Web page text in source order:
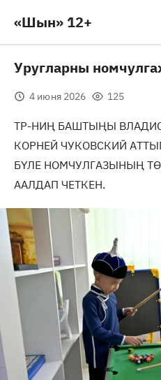
«Шын» 12+
Уругларны
4 июня 2026 125
ТР-НИҢ БАШТЫҢЫ
КОРНЕЙ ЧУКОВСКИЙ
БҮЛЕ НОМЧУЛГАЗЫНЫҢ
ААЛДАП ЧЕТКЕН.